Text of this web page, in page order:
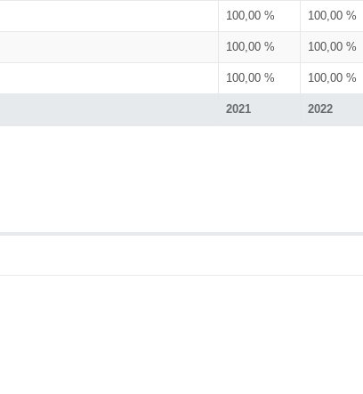
2021 2022
100,00 % 100,00 %
100,00 % 100,00 %
100,00 % 100,00 %